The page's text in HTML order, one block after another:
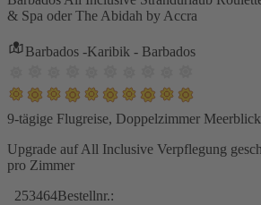
& Spa oder The Abidah by Accra
Barbados -Karibik - Barbados
9-tägige Flugreise, Doppelzimmer
Upgrade auf All Inclusive Verpflegung
pro Zimmer
253464Bestellnr.: